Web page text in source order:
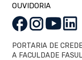
OUVIDORIA
PORTARIA DE
A FACULDADE